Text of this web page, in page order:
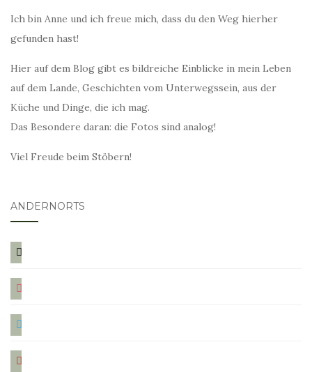
Ich bin Anne und ich freue mich, dass du den Weg hierher
gefunden hast!
Hier auf dem Blog gibt es bildreiche Einblicke in mein Leben
auf dem Lande, Geschichten vom Unterwegssein, aus der
Küche und Dinge, die ich mag.
Das Besondere daran: die Fotos sind analog!
Viel Freude beim Stöbern!
ANDERNORTS
bloglovin
instagram
twitter
pinterest